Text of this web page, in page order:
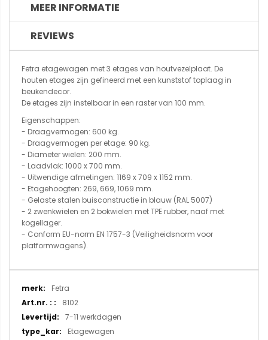
MEER INFORMATIE
REVIEWS
Fetra etagewagen met 3 etages van houtvezelplaat. De
houten etages zijn gefineerd met een kunststof toplaag in
beukendecor.
De etages zijn instelbaar in een raster van 100 mm.
Eigenschappen:
- Draagvermogen: 600 kg.
- Draagvermogen per etage: 90 kg.
- Diameter wielen: 200 mm.
- Laadvlak: 1000 x 700 mm.
- Uitwendige afmetingen: 1169 x 709 x 1152 mm.
- Etagehoogten: 269, 669, 1069 mm.
- Gelaste stalen buisconstructie in blauw (RAL 5007)
- 2 zwenkwielen en 2 bokwielen met TPE rubber, naaf met
kogellager.
- Conform EU-norm EN 1757-3 (Veiligheidsnorm voor
platformwagens).
Meer
informatie
Fetra
8102
7-11 werkdagen
Etagewagen